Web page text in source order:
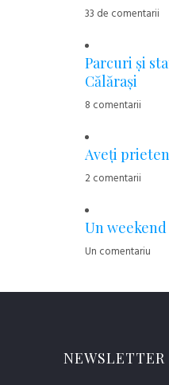
33 de comentarii
Parcuri şi
Călăraşi
8 comentarii
Aveţi
2 comentarii
Un
Un comentariu
NEWSLETTER